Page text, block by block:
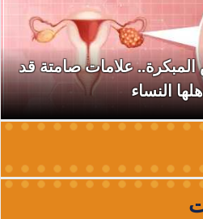
علامات صامتة قد
النساء